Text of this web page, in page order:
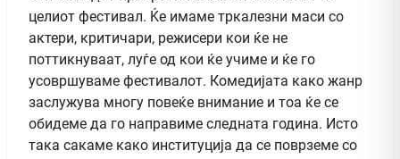
целиот фестивал. Ќе имаме тркалезни маси со
актери, критичари, режисери кои ќе не
поттикнуваат, луѓе од кои ќе учиме и ќе го
усовршуваме фестивалот. Комедијата како жанр
заслужува многу повеќе внимание и тоа ќе се
обидеме да го направиме следната година. Исто
така сакаме како институција да се поврземе со